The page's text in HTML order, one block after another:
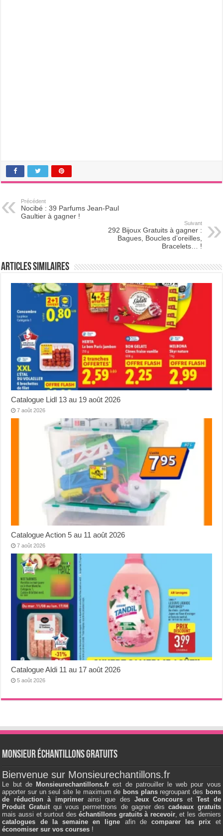
Précédent
Nocibé : 39 Parfums Jean-Paul
Gaultier à gagner !
Suivant
292 Bijoux Gratuits à gagner :
Bagues, Boucles d’oreilles,
Bracelets… !
Articles Similaires
Catalogue Lidl 13 au 19 août 2026
7 août 2026
Catalogue Action 5 au 11 août 2026
7 août 2026
Catalogue Aldi 11 au 17 août 2026
5 août 2026
Monsieur échantillons Gratuits
Bienvenue sur Monsieurechantillons.fr
Le but de Monsieurechantillons.fr est de patrouiller le web pour vous
apporter sur un seul site le maximum de bons plansregroupant des bons
de réduction à imprimerainsi que desJeux Concours etTest de
Produit Gratuitqui vous permettrons de gagner descadeaux gratuits
mais aussi et surtout deséchantillons gratuits à recevoir, et les derniers
catalogues de la semaine en ligne afin de comparer les prix et
économiser sur vos courses !